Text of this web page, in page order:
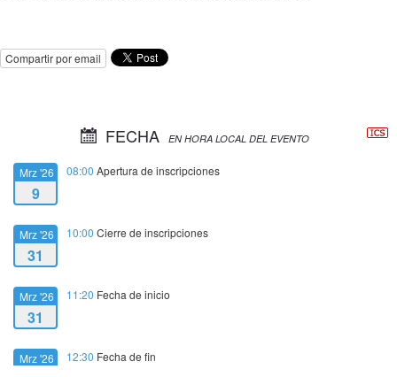
Compartir por email
FECHA EN HORA LOCAL DEL EVENTO
Mrz '26
9
08:00 Apertura de inscripciones
Mrz '26
31
10:00 Cierre de inscripciones
Mrz '26
31
11:20 Fecha de inicio
Mrz '26 12:30 Fecha de fin